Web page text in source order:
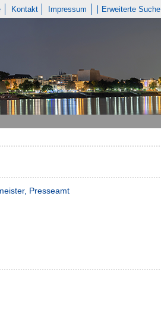
Kontakt Impressum Erweiterte Suche
Presseamt